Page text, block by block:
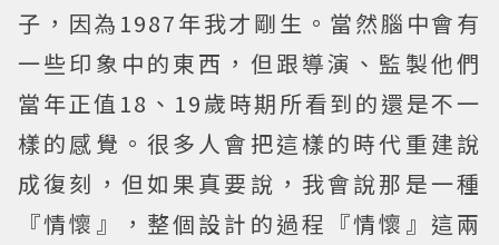
子，因為1987年我才剛生。當然腦中會有
一些印象中的東西，但跟導演、監製他們
當年正值18、19歲時期所看到的還是不一
樣的感覺。很多人會把這樣的時代重建說
成復刻，但如果真要說，我會說那是一種
『情懷』，整個設計的過程『情懷』這兩